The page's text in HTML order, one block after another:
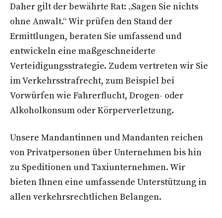
Daher gilt der bewährte Rat: „Sagen Sie nichts
ohne Anwalt.“ Wir prüfen den Stand der
Ermittlungen, beraten Sie umfassend und
entwickeln eine maßgeschneiderte
Verteidigungsstrategie. Zudem vertreten wir Sie
im Verkehrsstrafrecht, zum Beispiel bei
Vorwürfen wie Fahrerflucht, Drogen- oder
Alkoholkonsum oder Körperverletzung.
Unsere Mandantinnen und Mandanten reichen
von Privatpersonen über Unternehmen bis hin
zu Speditionen und Taxiunternehmen. Wir
bieten Ihnen eine umfassende Unterstützung in
allen verkehrsrechtlichen Belangen.